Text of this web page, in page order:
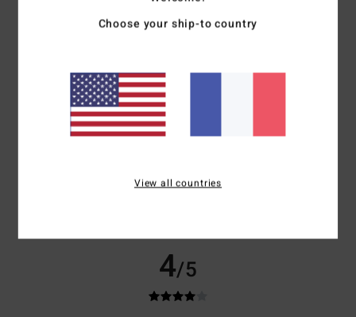
Confort
Rapport qualité / prix
Taille
Trop petit Trop grand
4.7
4/5
Choose your ship-to country
View all countries